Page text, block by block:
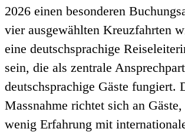
2026 einen besonderen
vier ausgewählten Kreuzfahrten
eine deutschsprachige
sein, die als zentrale
deutschsprachige Gäste fungiert.
Massnahme richtet sich an
wenig Erfahrung mit